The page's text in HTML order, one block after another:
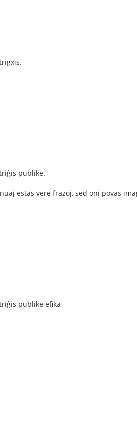
publike.
estas vere frazoj, sed oni povas
publike efika